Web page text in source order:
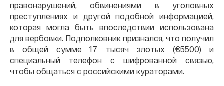
правонарушений, обвинениями в уголовных
преступлениях и другой подобной информацией,
которая могла быть впоследствии использована
для вербовки. Подполковник признался, что получил
в общей сумме 17 тысяч злотых (€5500) и
специальный телефон с шифрованной связью,
чтобы общаться с российскими кураторами.